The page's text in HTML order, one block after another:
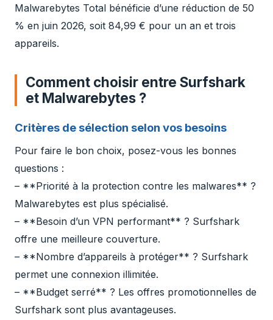
Malwarebytes Total bénéficie d’une réduction de 50
% en juin 2026, soit 84,99 € pour un an et trois
appareils.
Comment choisir entre Surfshark
et Malwarebytes ?
Critères de sélection selon vos besoins
Pour faire le bon choix, posez-vous les bonnes
questions :
– **Priorité à la protection contre les malwares** ?
Malwarebytes est plus spécialisé.
– **Besoin d’un VPN performant** ? Surfshark
offre une meilleure couverture.
– **Nombre d’appareils à protéger** ? Surfshark
permet une connexion illimitée.
– **Budget serré** ? Les offres promotionnelles de
Surfshark sont plus avantageuses.